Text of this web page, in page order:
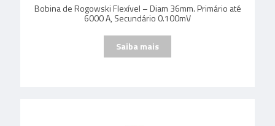
Bobina de Rogowski Flexível – Diam 36mm. Primário até
6000 A, Secundário 0.100mV